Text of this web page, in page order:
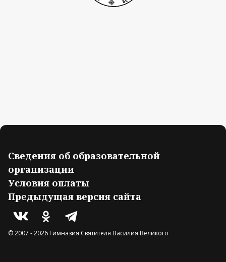
Сведения об образовательной
организации
Условия оплаты
Предыдущая версия сайта
© 2007 -2026 Гимназия Святителя Василия Великого